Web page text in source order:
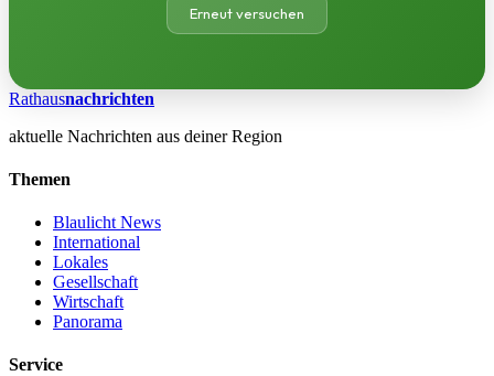
Erneut versuchen
Rathausnachrichten
aktuelle Nachrichten aus deiner Region
Themen
Blaulicht News
International
Lokales
Gesellschaft
Wirtschaft
Panorama
Service